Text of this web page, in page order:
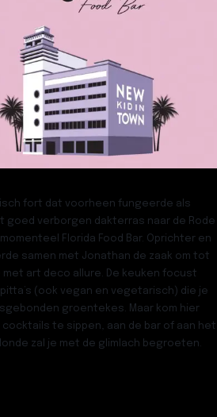
fort dat voorheen fungeerde als
goed verborgen dakterras naar de Rode
Florida Food Bar. Oprichter en
samen met Jonathan de zaak om tot
art deco allure. De keuken focust
(ook vegan en vegetarisch) die je
groentekes. Maar kom hier
te sippen, aan de bar of aan het
zal je met de glimlach begroeten.